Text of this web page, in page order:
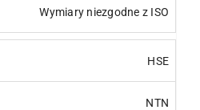
Wymiary niezgodne z ISO
HSE
NTN